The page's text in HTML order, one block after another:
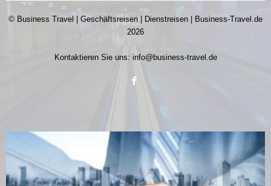
© Business Travel | Geschäftsreisen | Dienstreisen | Business-Travel.de
2026
Kontaktieren Sie uns: info@business-travel.de